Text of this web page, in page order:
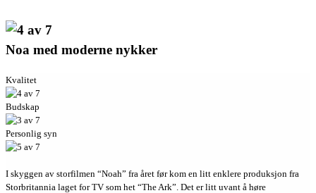
Noa med moderne nykker
Kvalitet
Budskap
Personlig syn
I skyggen av storfilmen “Noah” fra året før kom en litt enklere produksjon fra
Storbritannia laget for TV som het “The Ark”. Det er litt uvant å høre